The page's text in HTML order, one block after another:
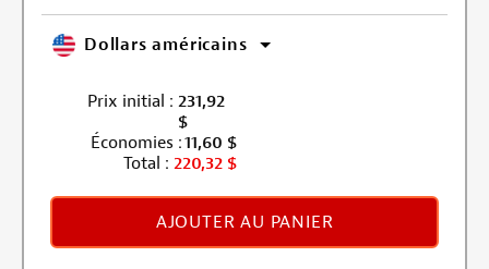
Dollars américains
Prix initial : 231,92
$
Économies :11,60 $
Total : 220,32 $
AJOUTER AU PANIER